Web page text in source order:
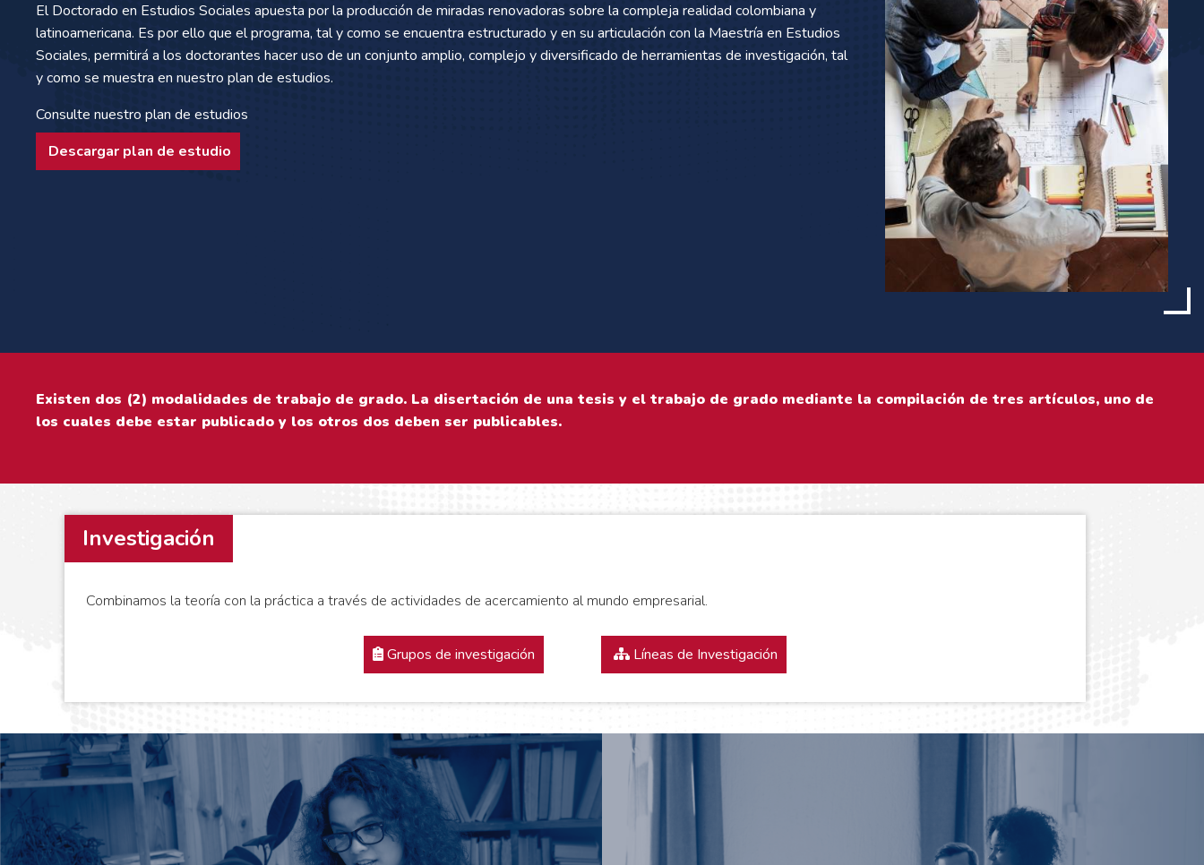
El Doctorado en Estudios Sociales apuesta por la producción de miradas renovadoras sobre la compleja realidad colombiana y
latinoamericana. Es por ello que el programa, tal y como se encuentra estructurado y en su articulación con la Maestría en Estudios
Sociales, permitirá a los doctorantes hacer uso de un conjunto amplio, complejo y diversificado de herramientas de investigación, tal
y como se muestra en nuestro plan de estudios.
Consulte nuestro plan de estudios
Descargar plan de estudio
Existen dos (2) modalidades de trabajo de grado. La disertación de una tesis y el trabajo de grado mediante la compilación de tres artículos, uno de
los cuales debe estar publicado y los otros dos deben ser publicables.
Investigación
Combinamos la teoría con la práctica a través de actividades de acercamiento al mundo empresarial.
Grupos de investigación Líneas de Investigación